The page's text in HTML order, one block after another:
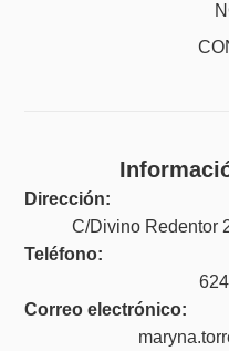
Dirección:
C/Divino Redentor
Teléfono:
Correo electrónico: